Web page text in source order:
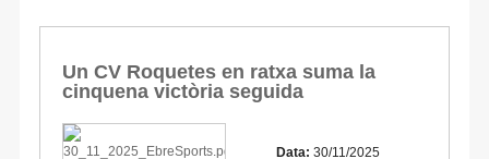
Un CV Roquetes en ratxa suma la
cinquena victòria seguida
Data: 30/11/2025